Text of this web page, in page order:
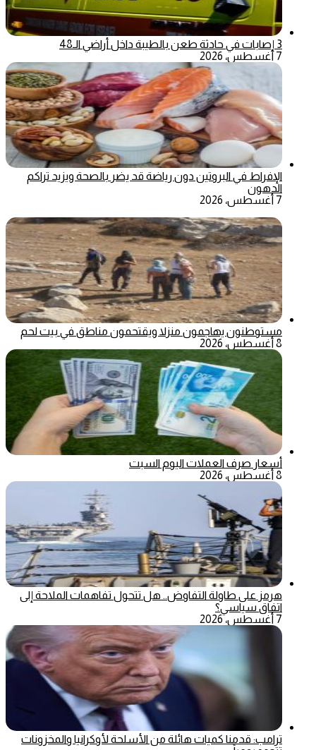
3 إصابات في حادثة طعن بالطيبة داخل أراضي الـ48
7 أغسطس، 2026
الإفراط في البروتين دون رياضة قد يضر بالصحة ويزيد تراكم
الدهون
7 أغسطس، 2026
مستوطنون يهاجمون منزلا ويقتحمون مناطق في بيت لحم
8 أغسطس، 2026
أسعار صرف العملات اليوم السبت
8 أغسطس، 2026
هرمز على طاولة التفاوض.. هل تتحول تفاهمات الملاحة إلى
اتفاق سياسي؟
7 أغسطس، 2026
ترامب: قدمنا كميات هائلة من الأسلحة لأوكرانيا والمخزونات